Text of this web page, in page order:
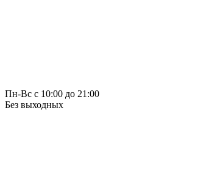
Пн-Вс с 10:00 до 21:00
Без выходных